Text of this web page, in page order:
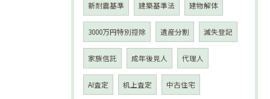
新耐震基準 建築基準法 建物解体
3000万円特別控除 遺産分割 滅失登記
家族信託 成年後見人 代理人
AI査定 机上査定 中古住宅